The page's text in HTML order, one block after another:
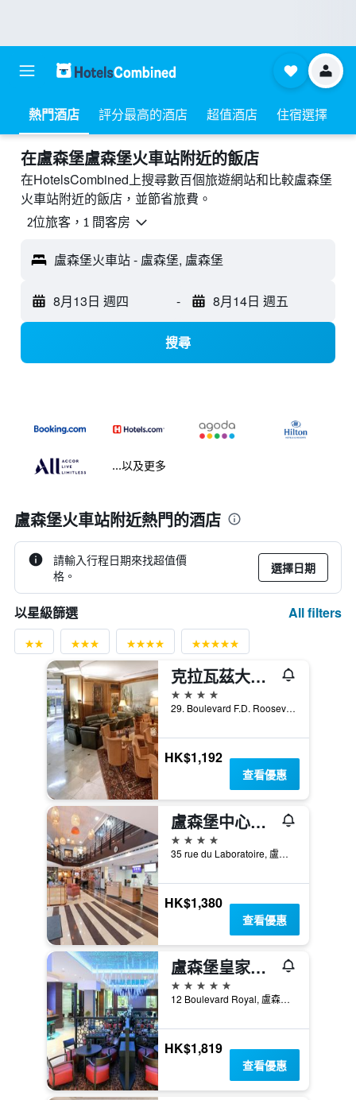
熱門酒店 評分最高的酒店 超值酒店 住宿選擇
​在盧森堡盧森堡火車站附近​的飯店
在HotelsCombined上搜尋數百個旅遊網站和比較盧森堡
火車站附近的飯店，並節省旅費。
2位旅客，1 間客房
盧森堡火車站 - 盧森堡, 盧森堡
8月13日 週四 - 8月14日 週五
搜尋
...以及更多
盧森堡火車站附近熱門的酒店
請輸入行程日期來找超值價
格。
選擇日期
以星級篩選 All filters
克拉瓦茲大酒店
4星級
29. Boulevard F.D. Roosevelt, 盧森堡, 盧森堡區, 盧森堡
HK$1,192
查看優惠
盧森堡中心諾富特酒店
4星級
35 rue du Laboratoire, 盧森堡, 盧森堡區, 盧森堡
HK$1,380
查看優惠
盧森堡皇家酒店度假村 - 盧森堡市
5星級
12 Boulevard Royal, 盧森堡, 盧森堡區, 盧森堡
HK$1,819
查看優惠